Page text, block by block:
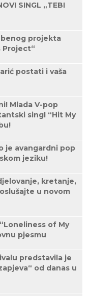
SINGL „TEBI
projekta
postati i vaša
Mlada V-pop
singl “Hit My
je avangardni pop
jeziku!
kretanje,
u novom
of My
pjesmu
predstavila je
od danas u